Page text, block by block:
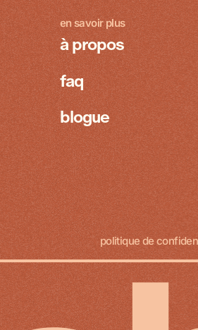
en savoir plus
à propos
faq
blogue
politique de